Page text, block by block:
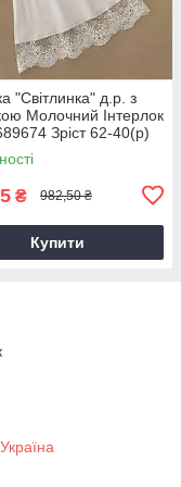
"Світлинка" д.р. з
Молочний Інтерлок
Зріст 62-40(р)
₴ 982,50 ₴
Купити